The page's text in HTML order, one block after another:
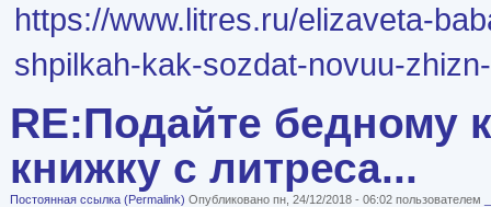
https://www.litres.ru/elizaveta-
shpilkah-kak-sozdat-novuu-
RE:Подайте бедному
книжку с литреса...
Постоянная ссылка (Permalink) Опубликовано пн, 24/12/2018 - 06:02 пользователем